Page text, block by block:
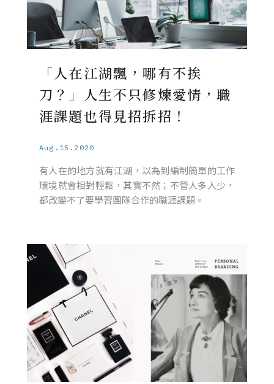
「人在江湖飄，哪有不挨
刀？」人生不只修煉愛情，職
涯課題也得見招拆招！
Aug.15.2020
有人在的地方就有江湖，以為到編制簡單的工作
環境就會相對輕鬆，其實不然；不管人多人少，
都改變不了要學習團隊合作的職涯課題。